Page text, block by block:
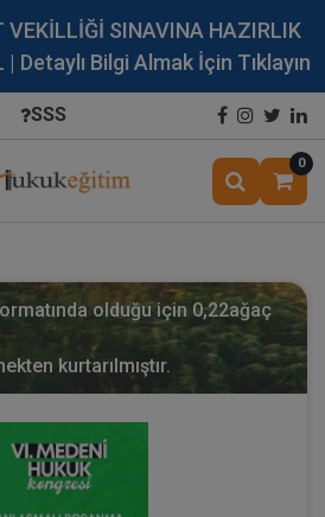
VEKİLLİĞİ SINAVINA HAZIRLIK
| Detaylı Bilgi Almak İçin Tıklayın
SSS
0
olduğu için 0,22ağaç
kurtarılmıştır.